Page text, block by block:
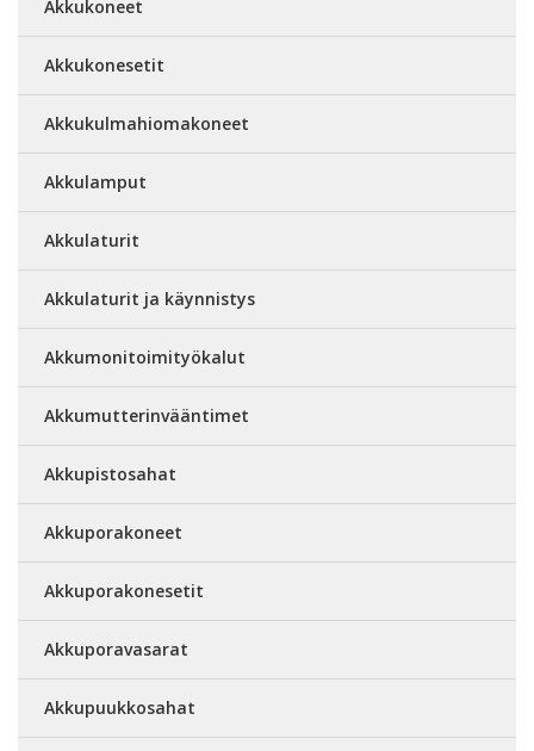
Akkukoneet
Akkukonesetit
Akkukulmahiomakoneet
Akkulamput
Akkulaturit
Akkulaturit ja käynnistys
Akkumonitoimityökalut
Akkumutterinvääntimet
Akkupistosahat
Akkuporakoneet
Akkuporakonesetit
Akkuporavasarat
Akkupuukkosahat